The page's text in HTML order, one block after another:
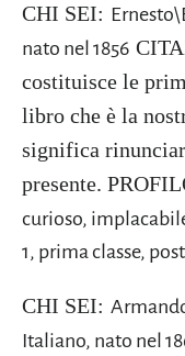
CHI SEI:
nato nel 1856
costituisce le
libro che è la
significa
presente.
curioso,
1, prima classe,
CHI SEI:
Italiano, nato nel